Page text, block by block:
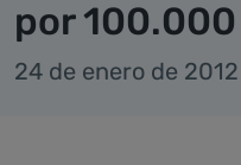
por
24 de enero de 2012